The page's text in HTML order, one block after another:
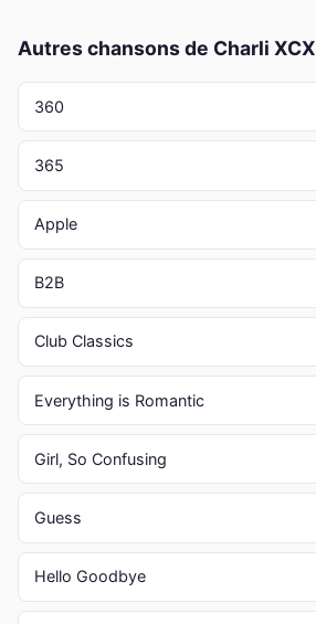
Autres chansons de Charli XCX
360
365
Apple
B2B
Club Classics
Everything is Romantic
Girl, So Confusing
Guess
Hello Goodbye